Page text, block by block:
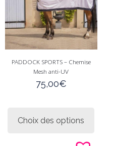
PADDOCK SPORTS – Chemise
Mesh anti-UV
75,00€
Choix des options